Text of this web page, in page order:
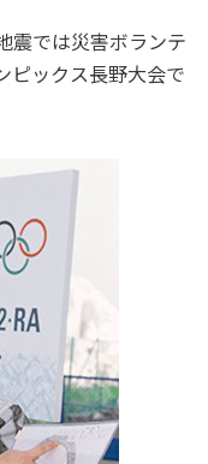
震では災害ボランテ
ピックス長野大会で